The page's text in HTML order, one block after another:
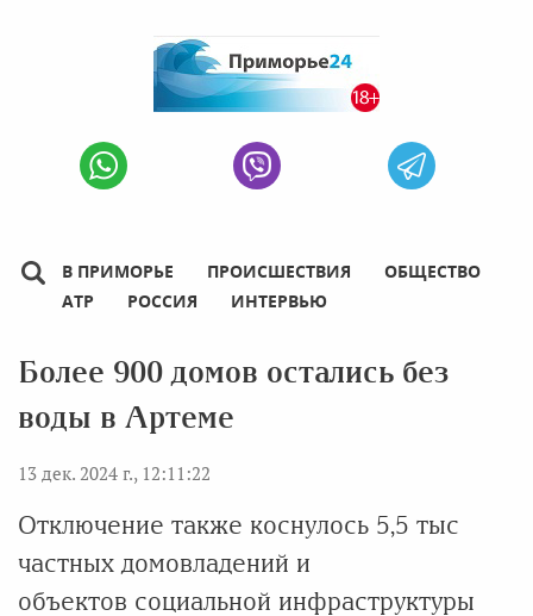
В ПРИМОРЬЕ ПРОИСШЕСТВИЯ
ОБЩЕСТВО
АТР
РОССИЯ ИНТЕРВЬЮ
Более 900 домов остались без
воды в Артеме
13 дек. 2024 г., 12:11:22
Отключение также коснулось 5,5 тыс
частных домовладений и
объектов социальной инфраструктуры